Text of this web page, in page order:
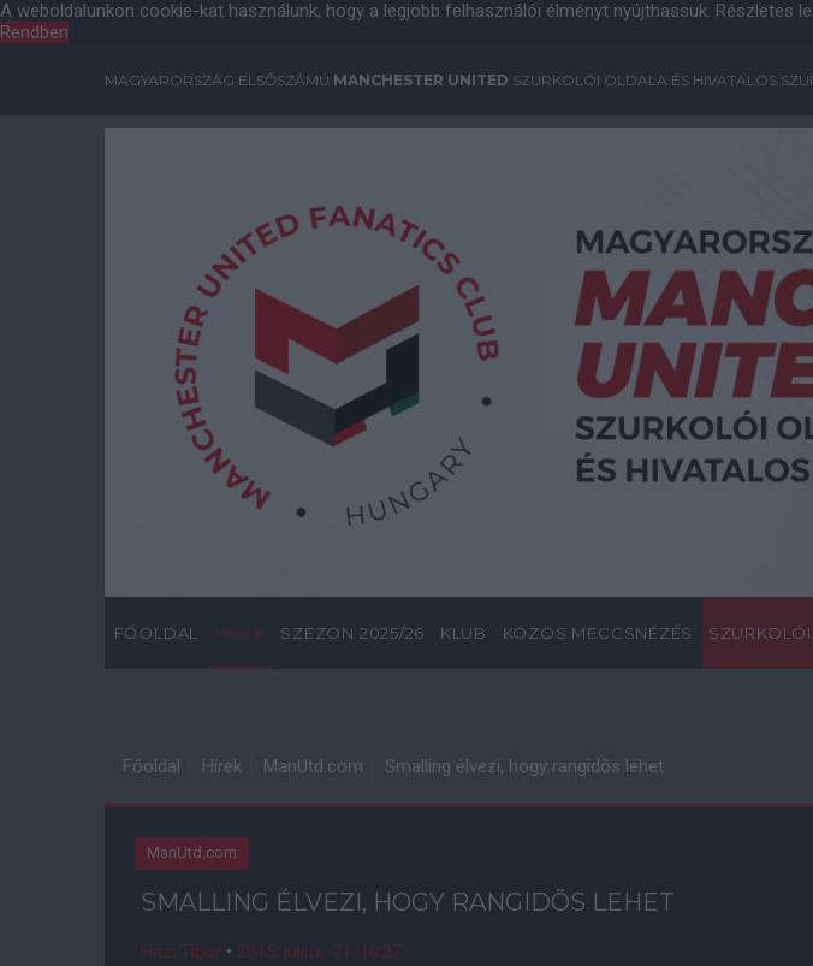
A weboldalunkon cookie-kat használunk, hogy a legjobb felhasználói élményt nyújthassuk. Részletes
Rendben
MAGYARORSZÁG ELSŐSZÁMÚ MANCHESTER UNITED SZURKOLÓI OLDALA ÉS HIVATALOS
FŐOLDAL HÍREK SZEZON 2025/26 KLUB KÖZÖS MECCSNÉZÉS
Főoldal Hírek ManUtd.com Smalling élvezi, hogy rangidõs lehet
ManUtd.com
SMALLING ÉLVEZI, HOGY RANGIDÕS LEHET
Házi Tibor • 2015. július. 21. 10:27